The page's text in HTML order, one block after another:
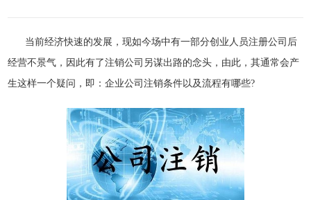
当前经济快速的发展，现如今场中有一部分创业人员注册公司后
经营不景气，因此有了注销公司另谋出路的念头，由此，其通常会产
生这样一个疑问，即：企业公司注销条件以及流程有哪些?